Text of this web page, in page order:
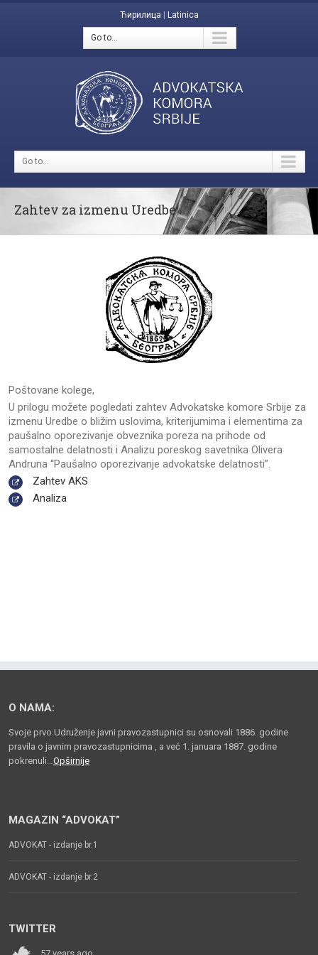
Ћирилица Latinica
Go to...
Go to...
Zahtev za izmenu Uredbe
Poštovane kolege,
U prilogu možete pogledati zahtev Advokatske komore Srbije za
izmenu Uredbe o bližim uslovima, kriterijumima i elementima za
paušalno oporezivanje obveznika poreza na prihode od
samostalne delatnosti i Analizu poreskog savetnika Olivera
Andruna “Paušalno oporezivanje advokatske delatnosti”.
Zahtev AKS
Analiza
O NAMA:
Svoje prvo Udruženje javni pravozastupnici su osnovali 1886. godine
pravila o javnim pravozastupnicima , a već 1. januara 1887. godine
pokrenuli…Opširnije
MAGAZIN “ADVOKAT”
ADVOKAT - izdanje br.1
ADVOKAT - izdanje br.2
TWITTER